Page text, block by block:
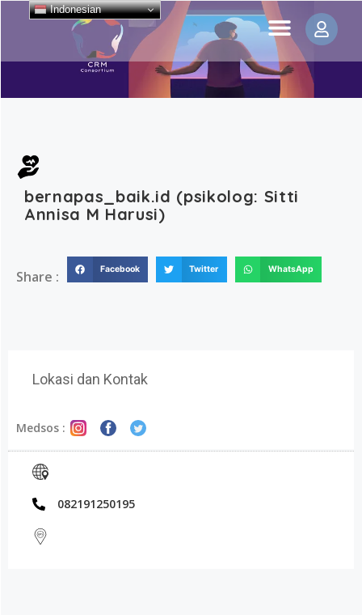
bernapas_baik.id (psikolog: Sitti
Annisa M Harusi)
Share : Facebook Twitter WhatsApp
Lokasi dan Kontak
Medsos :
082191250195
Indonesian
USAHA TERBAIK KAMI UNTUK KAMU